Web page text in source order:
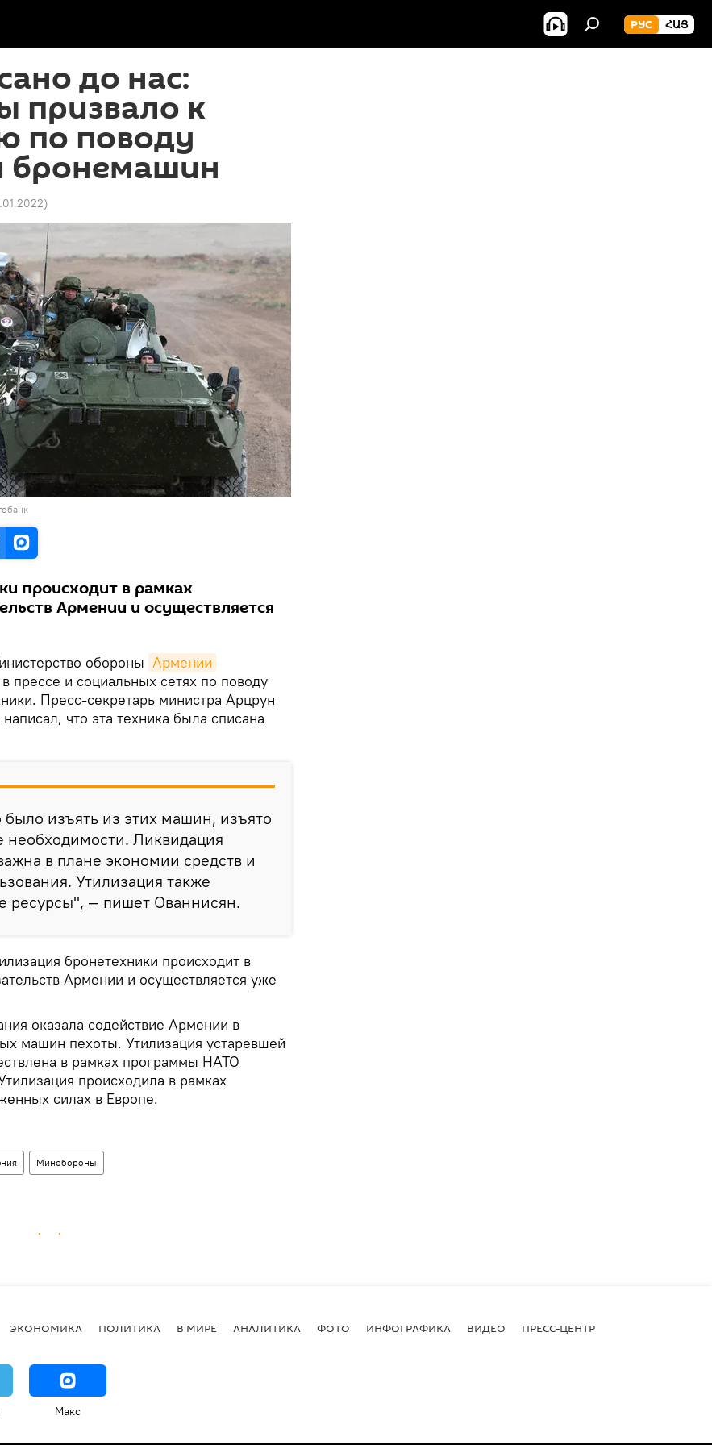
РУС ՀԱՅ
до нас:
призвало к
по поводу
бронемашин
)
происходит в рамках
Армении и осуществляется
обороны Армении
прессе и социальных сетях по поводу
Пресс-секретарь министра Арцрун
что эта техника была списана
изъять из этих машин, изъято
необходимости. Ликвидация
в плане экономии средств и
Утилизация также
ресурсы", — пишет Ованнисян.
бронетехники происходит в
Армении и осуществляется уже
оказала содействие Армении в
машин пехоты. Утилизация устаревшей
в рамках программы НАТО
происходила в рамках
силах в Европе.
Минобороны
ЭКОНОМИКА ПОЛИТИКА В МИРЕ АНАЛИТИКА ФОТО ИНФОГРАФИКА ВИДЕО ПРЕСС-ЦЕНТР
Макс